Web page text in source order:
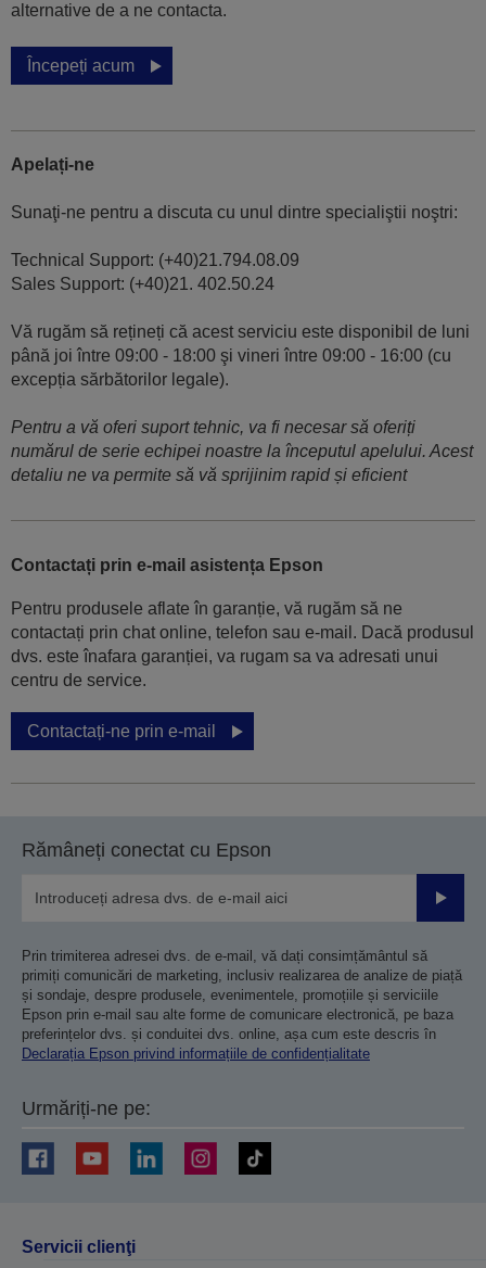
alternative de a ne contacta.
Începeți acum
Apelați-ne
Sunaţi-ne pentru a discuta cu unul dintre specialiştii noştri:
Technical Support: (+40)21.794.08.09
Sales Support: (+40)21. 402.50.24
Vă rugăm să rețineți că acest serviciu este disponibil de luni
până joi între 09:00 - 18:00 şi vineri între 09:00 - 16:00 (cu
excepția sărbătorilor legale).
Pentru a vă oferi suport tehnic, va fi necesar să oferiți
numărul de serie echipei noastre la începutul apelului. Acest
detaliu ne va permite să vă sprijinim rapid și eficient
Contactați prin e-mail asistența Epson
Pentru produsele aflate în garanție, vă rugăm să ne
contactați prin chat online, telefon sau e-mail. Dacă produsul
dvs. este înafara garanției, va rugam sa va adresati unui
centru de service.
Contactați-ne prin e-mail
Rămâneți conectat cu Epson
Prin trimiterea adresei dvs. de e-mail, vă dați consimțământul să
primiți comunicări de marketing, inclusiv realizarea de analize de piață
și sondaje, despre produsele, evenimentele, promoțiile și serviciile
Epson prin e-mail sau alte forme de comunicare electronică, pe baza
preferințelor dvs. și conduitei dvs. online, așa cum este descris în
Declarația Epson privind informațiile de confidențialitate
Urmăriți-ne pe:
Servicii clienţi